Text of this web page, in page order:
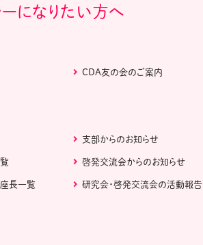
ーになりたい方へ
CDA友の会のご案内
支部からのお知らせ
啓発交流会からのお知らせ
長一覧 研究会・啓発交流会の活動報告